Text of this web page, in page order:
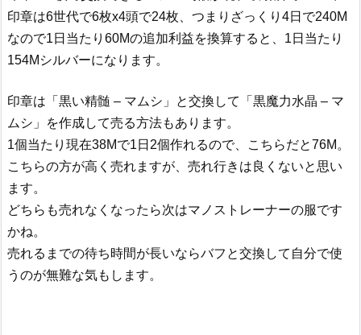
印章は6世代で6枚x4頭で24枚、つまりざっくり4日で240M
なので1日当たり60Mの追加利益を換算すると、1日当たり
154Mシルバーになります。
印章は「黒い精髄 – マムシ」と交換して「黒魔力水晶 – マ
ムシ」を作成して売る方法もあります。
1個当たり現在38Mで1日2個作れるので、こちらだと76M。
こちらの方が高く売れますが、売れ行きは良くないと思い
ます。
どちらも売れなくなったら次はマノストレーナーの服です
かね。
売れるまでの待ち時間が長いならバフと交換して自分で使
うのが無難な気もします。